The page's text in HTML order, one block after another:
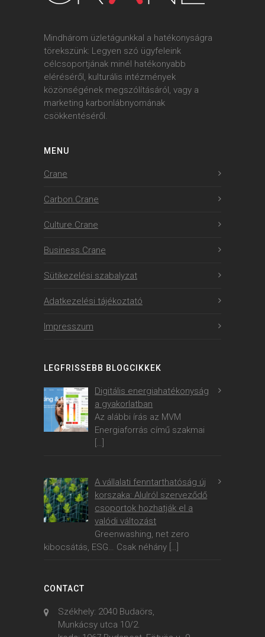
Mindhárom üzletágunkkal a hatékonyságra
törekszünk: Legyen szó ügyfeleink
célcsoportjának minél hatékonyabb
eléréséről, kulturális intézmények
közönségének megszólításáról, vagy a
marketing karbonlábnyomának
csökkentéséről.
MENU
Crane
Carbon.Crane
Culture.Crane
Business.Crane
Sütikezelési szabalyzat
Adatkezelési tájékoztató
Impresszum
LEGFRISSEBB BLOGCIKKEK
Digitális energiahatékonyság
a gyakorlatban
Az alábbi írás az MVM
Energiaforrás című szakmai
[…]
A vállalati fenntarthatóság új
korszaka: Alulról szerveződő
csoportok hozhatják el a
valódi változást
Greenwashing, net zero
kibocsátás, ESG… Csak néhány […]
CONTACT
Székhely: 2040 Budaörs,
Munkácsy utca 10/2.